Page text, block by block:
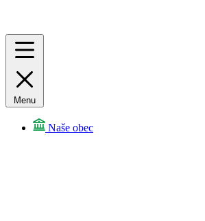
Menu
Naše obec